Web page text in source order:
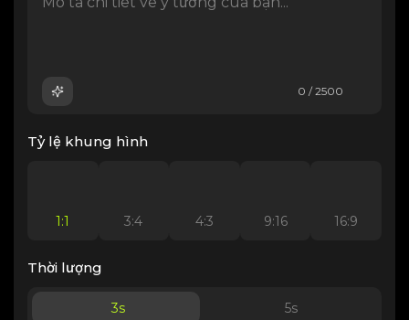
0 / 2500
Tỷ lệ khung hình
1:1 3:4 4:3 9:16 16:9
Thời lượng
3s 5s